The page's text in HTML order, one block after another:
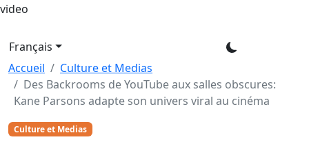
video
Français
Accueil
Culture et Medias
Des Backrooms de YouTube aux salles obscures:
Kane Parsons adapte son univers viral au cinéma
Culture et Medias